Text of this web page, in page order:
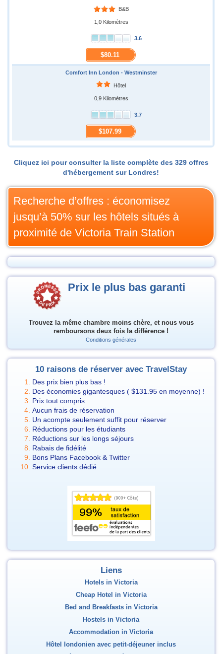
B&B
1,0 Kilomètres
3.6
$80.11
Comfort Inn London - Westminster
Hôtel
0,9 Kilomètres
3.7
$107.99
Cliquez ici pour consulter la liste complète des 329 offres
d'hébergement sur Londres!
Recherche d’offres : économisez
jusqu’à 50% sur les hôtels situés à
proximité de Victoria Train Station
Prix le plus bas garanti
Trouvez la même chambre moins chère, et nous vous
remboursons deux fois la différence !
Conditions générales
10 raisons de réserver avec TravelStay
Des prix bien plus bas !
Des économies gigantesques ( $131.95 en moyenne) !
Prix tout compris
Aucun frais de réservation
Un acompte seulement suffit pour réserver
Réductions pour les étudiants
Réductions sur les longs séjours
Rabais de fidélité
Bons Plans Facebook & Twitter
Service clients dédié
Liens
Hotels in Victoria
Cheap Hotel in Victoria
Bed and Breakfasts in Victoria
Hostels in Victoria
Accommodation in Victoria
Hôtel londonien avec petit-déjeuner inclus